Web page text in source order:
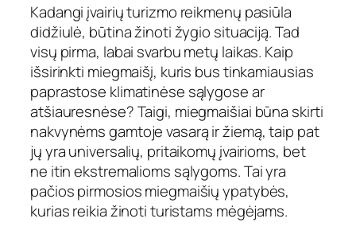
Kadangi įvairių turizmo reikmenų pasiūla
didžiulė, būtina žinoti žygio situaciją. Tad
visų pirma, labai svarbu metų laikas. Kaip
išsirinkti miegmaišį, kuris bus tinkamiausias
paprastose klimatinėse sąlygose ar
atšiauresnėse? Taigi, miegmaišiai būna skirti
nakvynėms gamtoje vasarą ir žiemą, taip pat
jų yra universalių, pritaikomų įvairioms, bet
ne itin ekstremalioms sąlygoms. Tai yra
pačios pirmosios miegmaišių ypatybės,
kurias reikia žinoti turistams mėgėjams.